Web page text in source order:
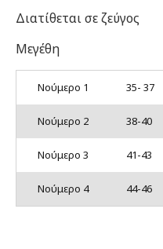
Διατίθεται σε ζεύγος
Μεγέθη
Νούμερο 1 35- 37
Νούμερο 2 38-40
Νούμερο 3 41-43
Νούμερο 4 44-46